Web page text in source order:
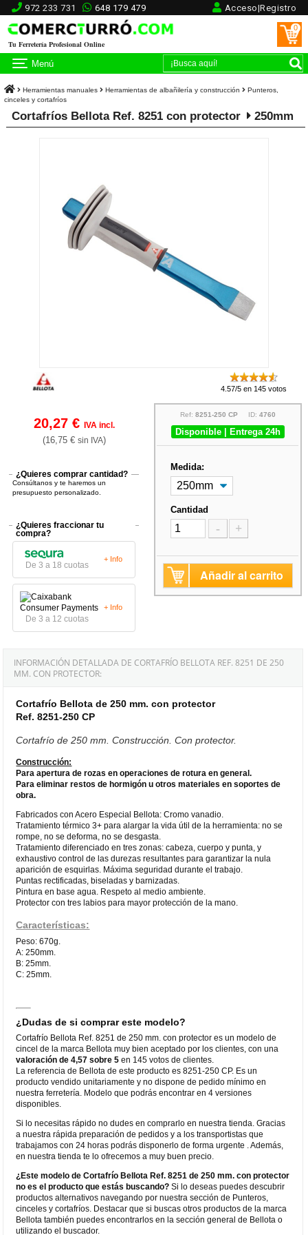
972 233 731 648 179 479 Acceso|Registro
Tu Ferretería Profesional Online
0
Menú
Herramientas manuales Herramientas de albañilería y construcción
Punteros,
cinceles y cortafríos
Cortafríos Bellota Ref. 8251 con protector 250mm
4.57/5 en 145 votos
20,27 € IVA incl.
(16,75 € sin IVA)
¿Quieres comprar cantidad?
Consúltanos y te haremos un
presupuesto personalizado.
¿Quieres fraccionar tu
compra?
De 3 a 18 cuotas
+ Info
De 3 a 12 cuotas
+ Info
Ref: 8251-250 CPID: 4760
Disponible | Entrega 24h
Medida:
Cantidad
- +
Añadir al carrito
INFORMACIÓN DETALLADA DE CORTAFRÍO BELLOTA REF. 8251 DE 250
MM. CON PROTECTOR:
Cortafrío Bellota de 250 mm. con protector
Ref. 8251-250 CP
Cortafrío de 250 mm. Construcción. Con protector.
Construcción:
Para apertura de rozas en operaciones de rotura en general.
Para eliminar restos de hormigón u otros materiales en soportes de
obra.
Fabricados con Acero Especial Bellota: Cromo vanadio.
Tratamiento térmico 3+ para alargar la vida útil de la herramienta: no se
rompe, no se deforma, no se desgasta.
Tratamiento diferenciado en tres zonas: cabeza, cuerpo y punta, y
exhaustivo control de las durezas resultantes para garantizar la nula
aparición de esquirlas. Máxima seguridad durante el trabajo.
Puntas rectificadas, biseladas y barnizadas.
Pintura en base agua. Respeto al medio ambiente.
Protector con tres labios para mayor protección de la mano.
Características:
Peso: 670g.
A: 250mm.
B: 25mm.
C: 25mm.
¿Dudas de si comprar este modelo?
Cortafrío Bellota Ref. 8251 de 250 mm. con protector es un modelo de
cincel de la marca Bellota muy bien aceptado por los clientes, con una
valoración de 4,57 sobre 5 en 145 votos de clientes.
La referencia de Bellota de este producto es 8251-250 CP. Es un
producto vendido unitariamente y no dispone de pedido mínimo en
nuestra ferretería. Modelo que podrás encontrar en 4 versiones
disponibles.
Si lo necesitas rápido no dudes en comprarlo en nuestra tienda. Gracias
a nuestra rápida preparación de pedidos y a los transportistas que
trabajamos con 24 horas podrás disponerlo de forma urgente . Además,
en nuestra tienda te lo ofrecemos a muy buen precio.
¿Este modelo de Cortafrío Bellota Ref. 8251 de 250 mm. con protector
no es el producto que estás buscando? Si lo deseas puedes descubrir
productos alternativos navegando por nuestra sección de Punteros,
cinceles y cortafríos. Destacar que si buscas otros productos de la marca
Bellota también puedes encontrarlos en la sección general de Bellota o
utilizando el buscador.